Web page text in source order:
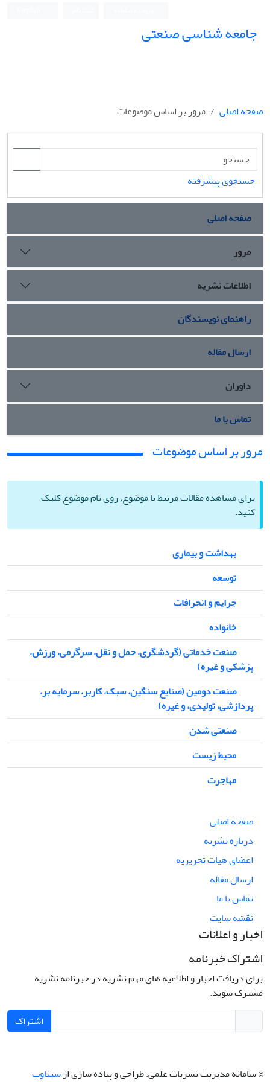
جامعه شناسی صنعتی
صفحه اصلی مرور بر اساس موضوعات
جستجوی پیشرفته
صفحه اصلی
مرور
اطلاعات نشریه
راهنمای نویسندگان
ارسال مقاله
داوران
تماس با ما
مرور بر اساس موضوعات
برای مشاهده مقالات مرتبط با موضوع، روی نام موضوع کلیک
کنید.
بهداشت و بیماری
توسعه
جرایم و انحرافات
خانواده
صنعت خدماتی (گردشگری، حمل و نقل، سرگرمی، ورزش،
پزشکی و غیره)
صنعت دومین (صنایع سنگین، سبک، کاربر، سرمایه بر،
پردازشی، تولیدی، و غیره)
صنعتی شدن
محیط زیست
مهاجرت
صفحه اصلی
درباره نشریه
اعضای هیات تحریریه
ارسال مقاله
تماس با ما
نقشه سایت
اخبار و اعلانات
اشتراک خبرنامه
برای دریافت اخبار و اطلاعیه های مهم نشریه در خبرنامه نشریه
مشترک شوید.
اشتراک
© سامانه مدیریت نشریات علمی.طراحی و پیاده سازی ازسیناوب